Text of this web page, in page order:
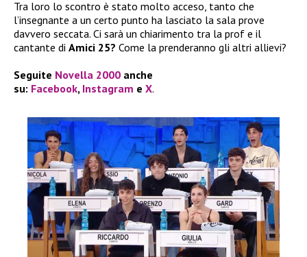
Tra loro lo scontro è stato molto acceso, tanto che
l’insegnante a un certo punto ha lasciato la sala prove
davvero seccata. Ci sarà un chiarimento tra la prof e il
cantante di Amici 25? Come la prenderanno gli altri allievi?
Seguite Novella 2000 anche
su: Facebook, Instagram e X.